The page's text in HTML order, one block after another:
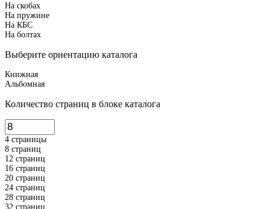
На скобах
На пружине
На КБС
На болтах
Выберите ориентацию каталога
Книжная
Альбомная
Количество страниц в блоке каталога
4 страницы
8 страниц
12 страниц
16 страниц
20 страниц
24 страниц
28 страниц
32 страниц